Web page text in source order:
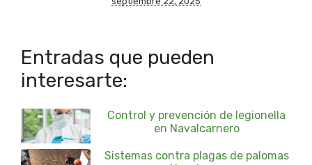
Entradas que pueden
interesarte:
Control y prevención de legionella
en Navalcarnero
Sistemas contra plagas de palomas